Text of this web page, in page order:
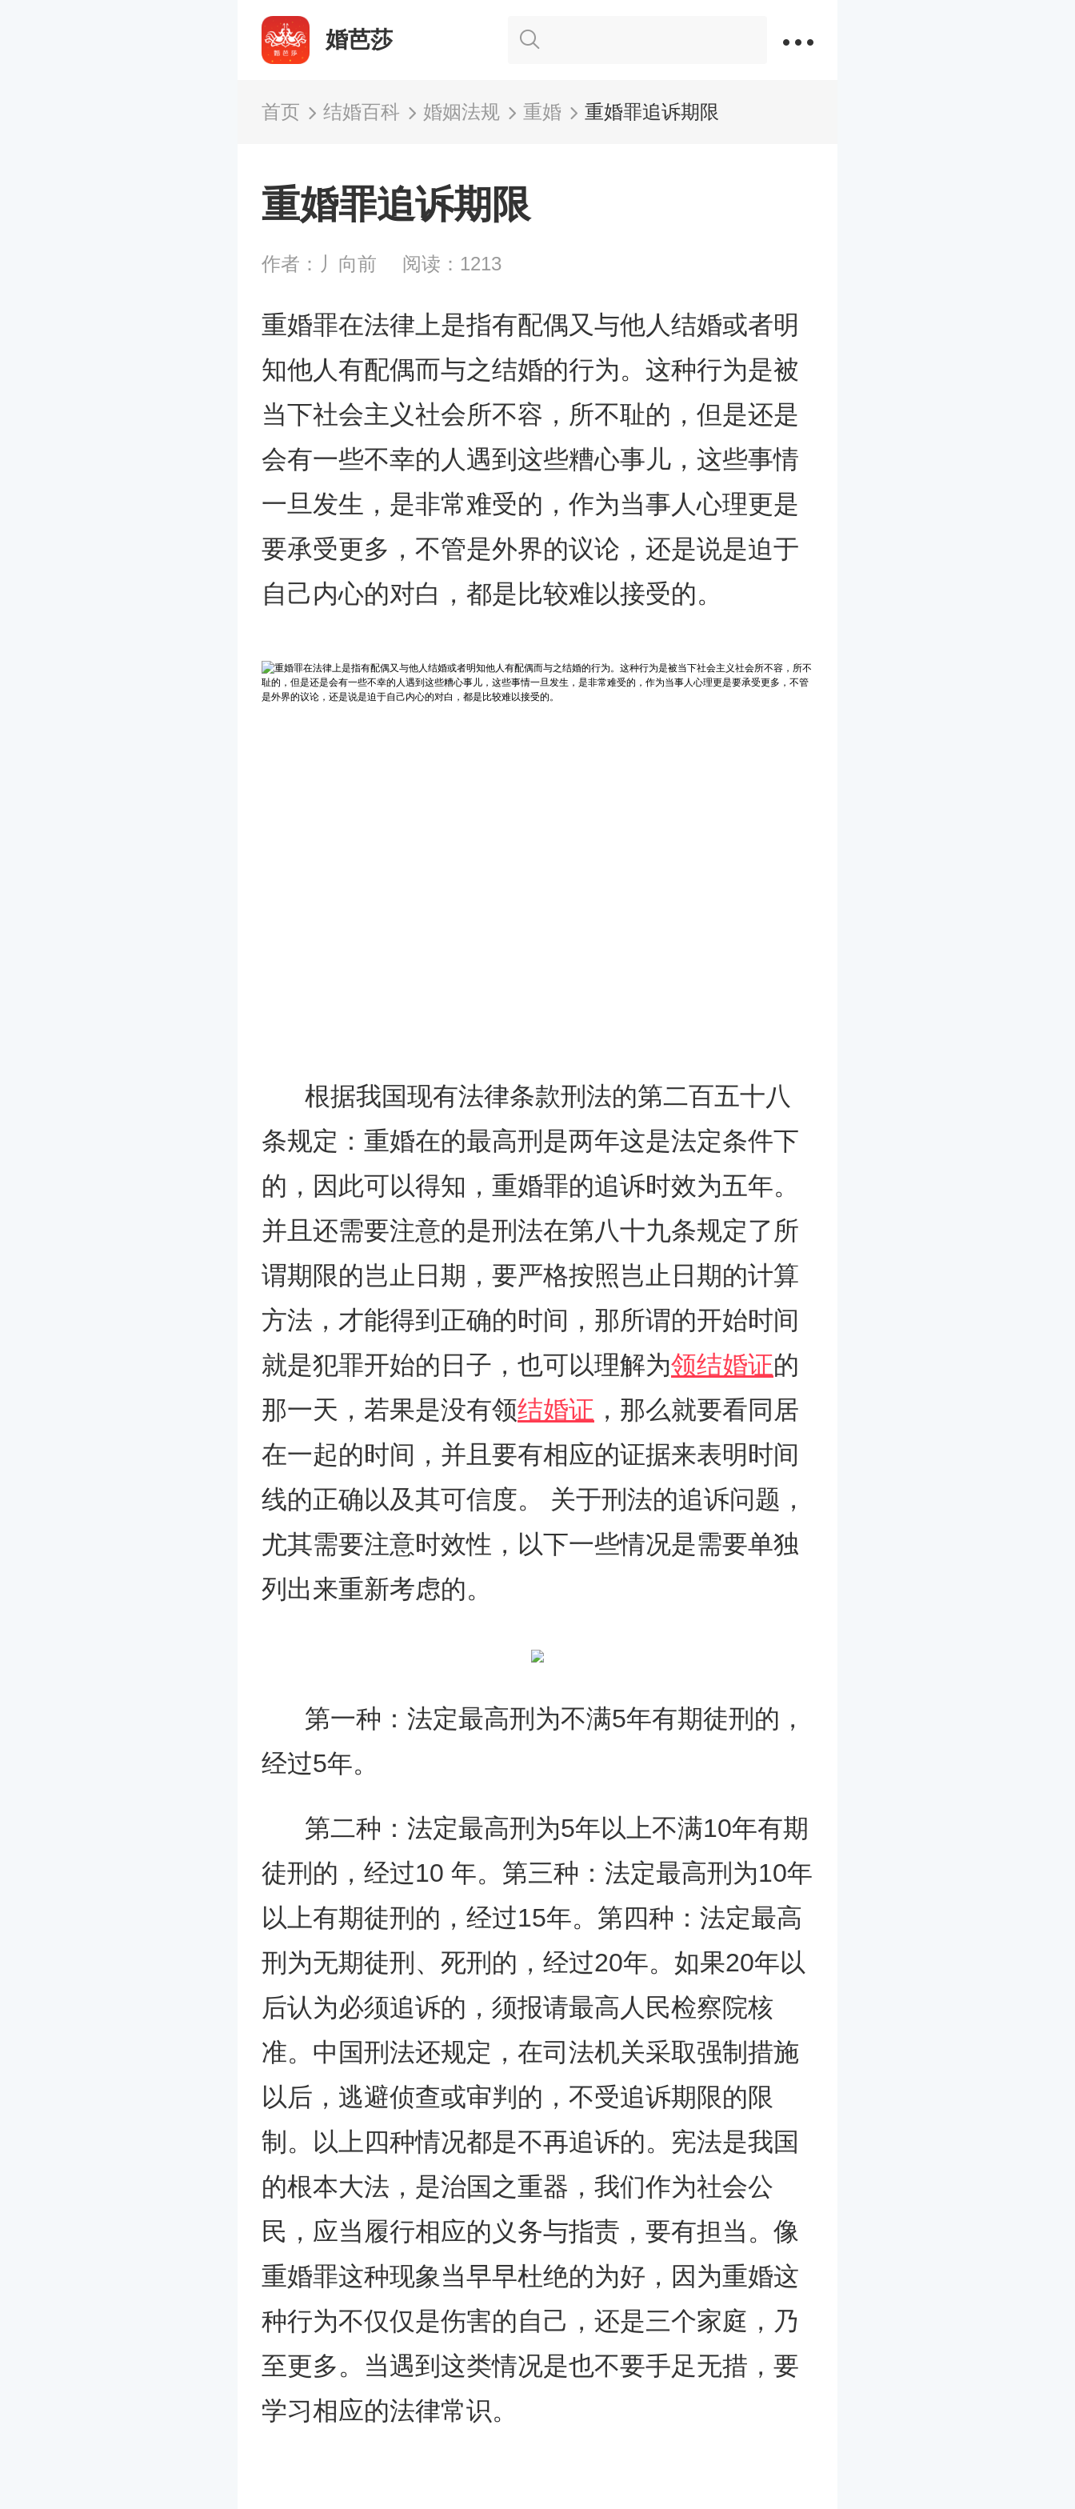
婚芭莎
首页 结婚百科 婚姻法规 重婚 重婚罪追诉期限
重婚罪追诉期限
作者：丿向前 阅读：1213
重婚罪在法律上是指有配偶又与他人结婚或者明
知他人有配偶而与之结婚的行为。这种行为是被
当下社会主义社会所不容，所不耻的，但是还是
会有一些不幸的人遇到这些糟心事儿，这些事情
一旦发生，是非常难受的，作为当事人心理更是
要承受更多，不管是外界的议论，还是说是迫于
自己内心的对白，都是比较难以接受的。
根据我国现有法律条款刑法的第二百五十八
条规定：重婚在的最高刑是两年这是法定条件下
的，因此可以得知，重婚罪的追诉时效为五年。
并且还需要注意的是刑法在第八十九条规定了所
谓期限的岂止日期，要严格按照岂止日期的计算
方法，才能得到正确的时间，那所谓的开始时间
就是犯罪开始的日子，也可以理解为领结婚证的
那一天，若果是没有领结婚证 ，那么就要看同居
在一起的时间，并且要有相应的证据来表明时间
线的正确以及其可信度。 关于刑法的追诉问题，
尤其需要注意时效性，以下一些情况是需要单独
列出来重新考虑的。
第一种：法定最高刑为不满5年有期徒刑的，
经过5年。
第二种：法定最高刑为5年以上不满10年有期
徒刑的，经过10 年。第三种：法定最高刑为10年
以上有期徒刑的，经过15年。第四种：法定最高
刑为无期徒刑、死刑的，经过20年。如果20年以
后认为必须追诉的，须报请最高人民检察院核
准。中国刑法还规定，在司法机关采取强制措施
以后，逃避侦查或审判的，不受追诉期限的限
制。以上四种情况都是不再追诉的。宪法是我国
的根本大法，是治国之重器，我们作为社会公
民，应当履行相应的义务与指责，要有担当。像
重婚罪这种现象当早早杜绝的为好，因为重婚这
种行为不仅仅是伤害的自己，还是三个家庭，乃
至更多。当遇到这类情况是也不要手足无措，要
学习相应的法律常识。